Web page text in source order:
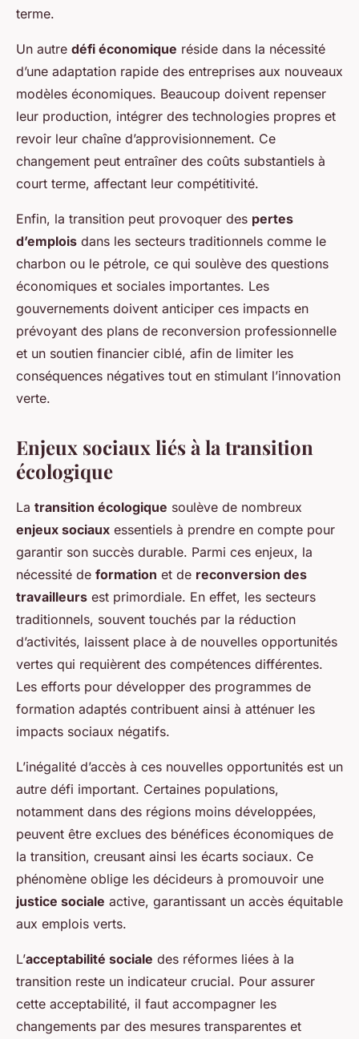
terme.
Un autre défi économique réside dans la nécessité
d’une adaptation rapide des entreprises aux nouveaux
modèles économiques. Beaucoup doivent repenser
leur production, intégrer des technologies propres et
revoir leur chaîne d’approvisionnement. Ce
changement peut entraîner des coûts substantiels à
court terme, affectant leur compétitivité.
Enfin, la transition peut provoquer des pertes
d’emplois dans les secteurs traditionnels comme le
charbon ou le pétrole, ce qui soulève des questions
économiques et sociales importantes. Les
gouvernements doivent anticiper ces impacts en
prévoyant des plans de reconversion professionnelle
et un soutien financier ciblé, afin de limiter les
conséquences négatives tout en stimulant l’innovation
verte.
Enjeux sociaux liés à la transition
écologique
La transition écologique soulève de nombreux
enjeux sociaux essentiels à prendre en compte pour
garantir son succès durable. Parmi ces enjeux, la
nécessité de formation et de reconversion des
travailleurs est primordiale. En effet, les secteurs
traditionnels, souvent touchés par la réduction
d’activités, laissent place à de nouvelles opportunités
vertes qui requièrent des compétences différentes.
Les efforts pour développer des programmes de
formation adaptés contribuent ainsi à atténuer les
impacts sociaux négatifs.
L’inégalité d’accès à ces nouvelles opportunités est un
autre défi important. Certaines populations,
notamment dans des régions moins développées,
peuvent être exclues des bénéfices économiques de
la transition, creusant ainsi les écarts sociaux. Ce
phénomène oblige les décideurs à promouvoir une
justice sociale active, garantissant un accès équitable
aux emplois verts.
L’acceptabilité sociale des réformes liées à la
transition reste un indicateur crucial. Pour assurer
cette acceptabilité, il faut accompagner les
changements par des mesures transparentes et